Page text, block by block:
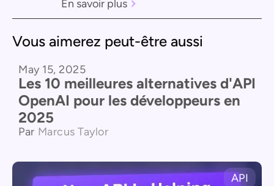
En savoir plus
Vous aimerez peut-être aussi
Caractéristiques du produit
May 15, 2025
Les 10 meilleures alternatives d'API
OpenAI pour les développeurs en
2025
Par Marcus Taylor
API